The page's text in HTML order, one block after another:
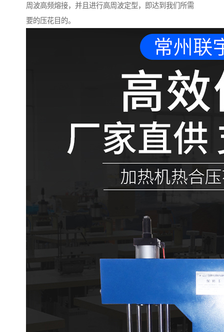
周波高频熔接，并且进行高周波定型，即达到我们所需
要的压花目的。